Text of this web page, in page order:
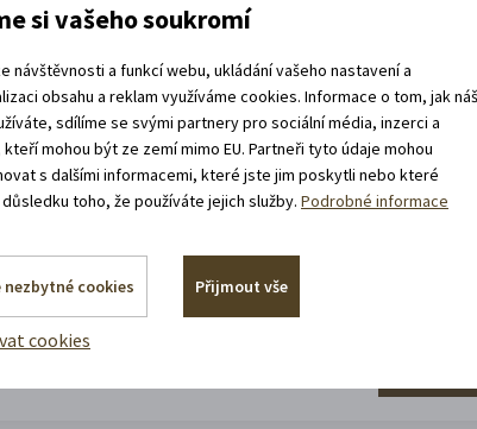
si vašeho soukromí
návštěvnosti a funkcí webu, ukládání vašeho nastavení a
obsahu a reklam využíváme cookies. Informace o tom, jak
sdílíme se svými partnery pro sociální média, inzerci a
kteří mohou být ze zemí mimo EU. Partneři tyto údaje mohou
s dalšími informacemi, které jste jim poskytli nebo které
důsledku toho, že používáte jejich služby.Podrobné informace
nezbytné cookies Přijmout vše
cookies